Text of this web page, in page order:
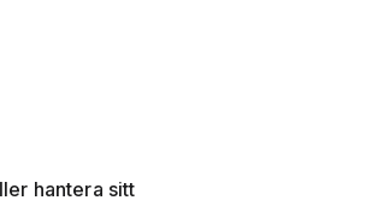
hantera sitt